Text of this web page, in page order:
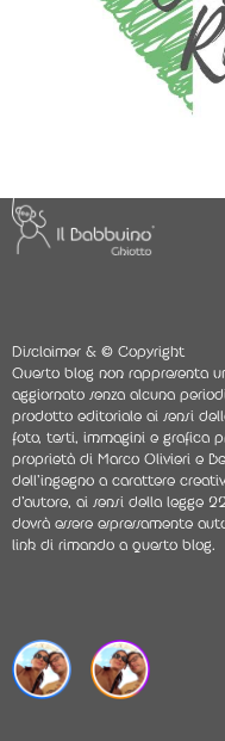
Disclaimer & © Copyright
Questo blog non rappresenta
aggiornato senza alcuna
prodotto editoriale ai sensi
foto, testi, immagini e grafica
proprietà di Marco Olivieri e
dell’ingegno a carattere
d’autore, ai sensi della legge
dovrà essere espressamente
link di rimando a questo blog.